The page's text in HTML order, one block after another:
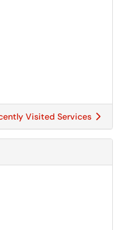
Visited Services